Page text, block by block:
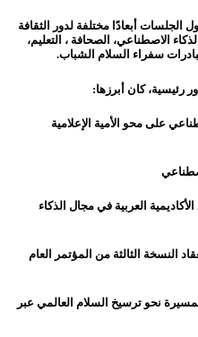
الجلسات أبعادًا مختلفة لدور الثقافة
الاصطناعي، الصحافة ، التعليم،
سفراء السلام الشباب.
كان أبرزها:
على محو الأمية الإعلامية
العربية في مجال الذكاء
النسخة الثالثة من المؤتمر العام
نحو ترسيخ السلام العالمي عبر